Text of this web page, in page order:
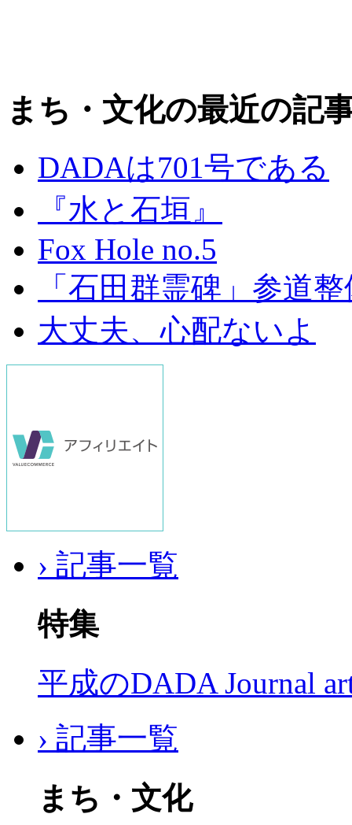
まち・文化の最近の記
DADAは701号である
『水と石垣』
Fox Hole no.5
「石田群霊碑」参道
大丈夫、心配ないよ
› 記事一覧
特集
平成のDADA Journal
› 記事一覧
まち・文化